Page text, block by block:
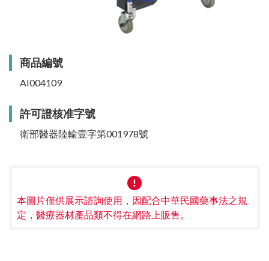
商品編號
AI004109
許可證核准字號
衛部醫器陸輸壹字第001978號
本圖片僅供展示諮詢使用，因配合中華民國藥事法之規
定，醫療器材產品類不得在網路上販售。